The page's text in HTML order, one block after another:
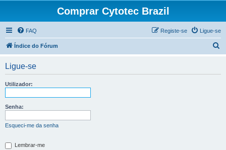
Comprar Cytotec Brazil
FAQ Ligue-se
Registe-se
Índice do Fórum
Ligue-se
Utilizador:
Senha:
Esqueci-me da senha
Lembrar-me